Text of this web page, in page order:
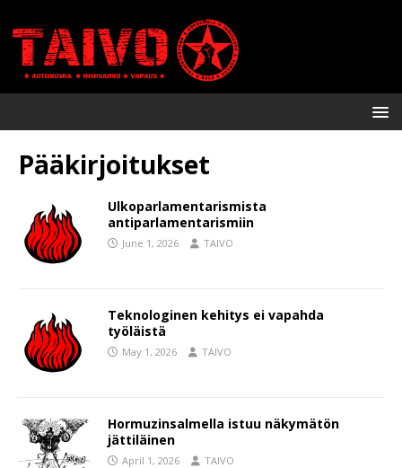
Pääkirjoitukset
Ulkoparlamentarismista
antiparlamentarismiin
June 1, 2026 TAIVO
Teknologinen kehitys ei vapahda
työläistä
May 1, 2026 TAIVO
Hormuzinsalmella istuu näkymätön
jättiläinen
April 1, 2026 TAIVO